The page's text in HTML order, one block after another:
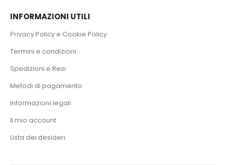
INFORMAZIONI UTILI
Privacy Policy e Cookie Policy
Termini e condizioni
Spedizioni e Resi
Metodi di pagamento
Informazioni legali
Il mio account
Lista dei desideri